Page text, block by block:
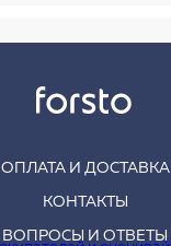
ОПЛАТА И ДОСТАВКА
КОНТАКТЫ
ВОПРОСЫ И ОТВЕТЫ